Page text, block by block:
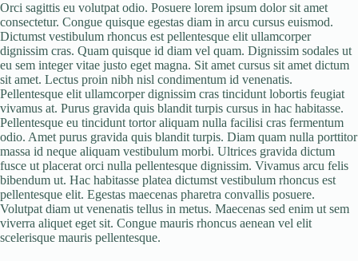
Orci sagittis eu volutpat odio. Posuere lorem ipsum dolor sit amet
consectetur. Congue quisque egestas diam in arcu cursus euismod.
Dictumst vestibulum rhoncus est pellentesque elit ullamcorper
dignissim cras. Quam quisque id diam vel quam. Dignissim sodales ut
eu sem integer vitae justo eget magna. Sit amet cursus sit amet dictum
sit amet. Lectus proin nibh nisl condimentum id venenatis.
Pellentesque elit ullamcorper dignissim cras tincidunt lobortis feugiat
vivamus at. Purus gravida quis blandit turpis cursus in hac habitasse.
Pellentesque eu tincidunt tortor aliquam nulla facilisi cras fermentum
odio. Amet purus gravida quis blandit turpis. Diam quam nulla porttitor
massa id neque aliquam vestibulum morbi. Ultrices gravida dictum
fusce ut placerat orci nulla pellentesque dignissim. Vivamus arcu felis
bibendum ut. Hac habitasse platea dictumst vestibulum rhoncus est
pellentesque elit. Egestas maecenas pharetra convallis posuere.
Volutpat diam ut venenatis tellus in metus. Maecenas sed enim ut sem
viverra aliquet eget sit. Congue mauris rhoncus aenean vel elit
scelerisque mauris pellentesque.